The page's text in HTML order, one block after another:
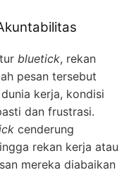
bluetick, rekan
pesan tersebut
kerja, kondisi
dan frustrasi.
cenderung
rekan kerja atau
mereka diabaikan